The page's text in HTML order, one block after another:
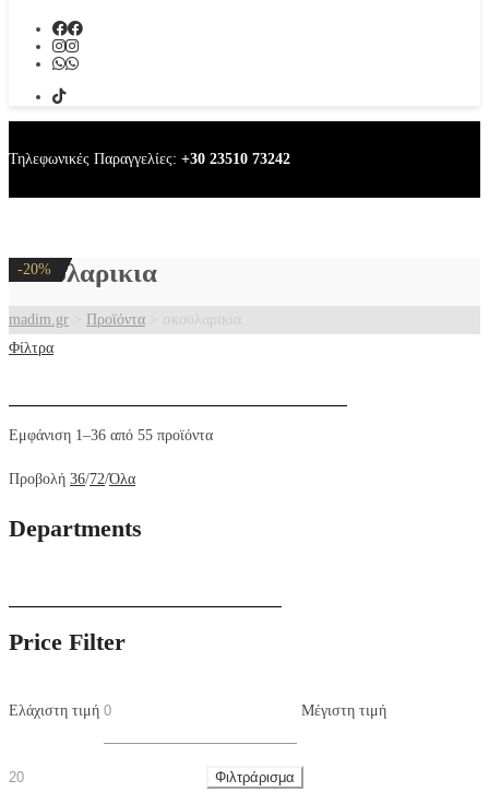
Τηλεφωνικές Παραγγελίες: +30 23510 73242
σκουλαρικια
madim.gr Προϊόντα
σκουλαρικια
Φίλτρα
Eμφάνιση 1–36 από 55 προϊόντα
Προβολή 36/72/Όλα
Departments
Price Filter
Ελάχιστη τιμή Μέγιστη τιμή
Φιλτράρισμα
-20%
-20%
-20%
-20%
-20%
-20%
-20%
-20%
-20%
-20%
-20%
-20%
-20%
-20%
-20%
-20%
-20%
-20%
-20%
-20%
-20%
-20%
-20%
-20%
-20%
-20%
-20%
-20%
-20%
-20%
-20%
-20%
-20%
-20%
-20%
-20%